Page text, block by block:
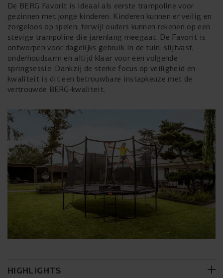
De BERG Favorit is ideaal als eerste trampoline voor
gezinnen met jonge kinderen. Kinderen kunnen er veilig en
zorgeloos op spelen, terwijl ouders kunnen rekenen op een
stevige trampoline die jarenlang meegaat. De Favorit is
ontworpen voor dagelijks gebruik in de tuin: slijtvast,
onderhoudsarm en altijd klaar voor een volgende
springsessie. Dankzij de sterke focus op veiligheid en
kwaliteit is dit een betrouwbare instapkeuze met de
vertrouwde BERG‑kwaliteit.
HIGHLIGHTS